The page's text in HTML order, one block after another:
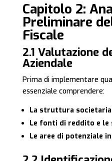
Capitolo 2:
Preliminare
Fiscale
2.1 Valutazione
Aziendale
Prima di implementare
essenziale comprendere:
La struttura
Le fonti di reddito e le
Le aree di potenziale